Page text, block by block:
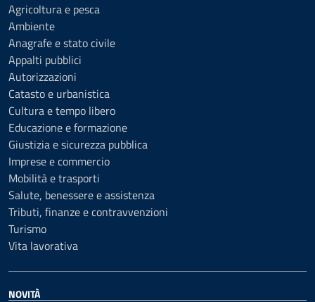
Agricoltura e pesca
Ambiente
Anagrafe e stato civile
Appalti pubblici
Autorizzazioni
Catasto e urbanistica
Cultura e tempo libero
Educazione e formazione
Giustizia e sicurezza pubblica
Imprese e commercio
Mobilità e trasporti
Salute, benessere e assistenza
Tributi, finanze e contravvenzioni
Turismo
Vita lavorativa
NOVITÀ